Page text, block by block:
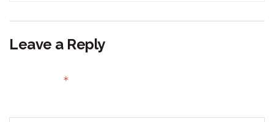
Leave a Reply
*